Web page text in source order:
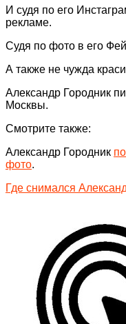
И судя по его
рекламе.
Судя по фото в его
А также не чужда
Александр Городник
Москвы.
Смотрите также:
Александр Городник
фото.
Где снимался